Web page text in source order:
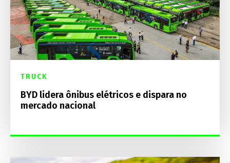
TRUCK
BYD lidera ônibus elétricos e dispara no
mercado nacional